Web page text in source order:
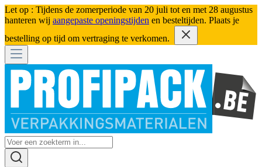
Let op : Tijdens de zomerperiode van 20 juli tot en met 28 augustus
hanteren wij aangepaste openingstijden en besteltijden. Plaats je
bestelling op tijd om vertraging te verkomen.